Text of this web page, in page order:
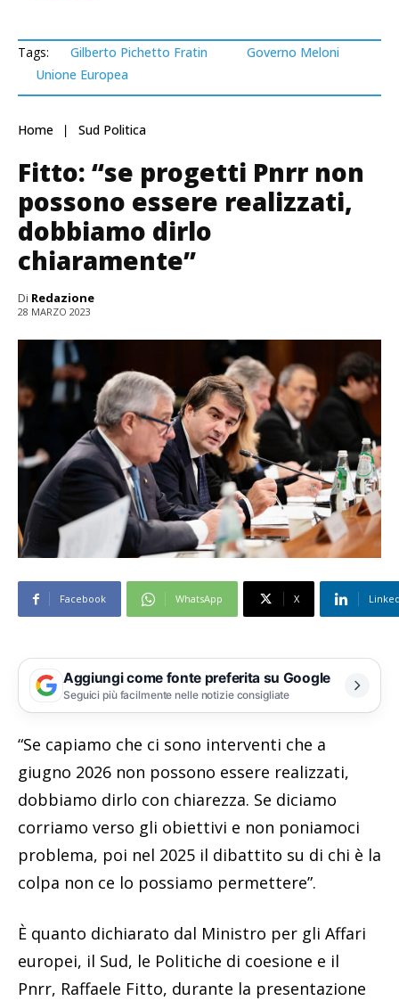
Tags: Gilberto Pichetto Fratin
Governo Meloni
Unione Europea
Home Sud Politica
Fitto: “se progetti Pnrr non
possono essere realizzati,
dobbiamo dirlo
chiaramente”
Di Redazione
28 MARZO 2023
Facebook WhatsApp X
Aggiungi come fonte preferita su Google
Seguici più facilmente nelle notizie consigliate
“Se capiamo che ci sono interventi che a
giugno 2026 non possono essere realizzati,
dobbiamo dirlo con chiarezza. Se diciamo
corriamo verso gli obiettivi e non poniamoci
problema, poi nel 2025 il dibattito su di chi è la
colpa non ce lo possiamo permettere”.
È quanto dichiarato dal Ministro per gli Affari
europei, il Sud, le Politiche di coesione e il
Pnrr, Raffaele Fitto, durante la presentazione